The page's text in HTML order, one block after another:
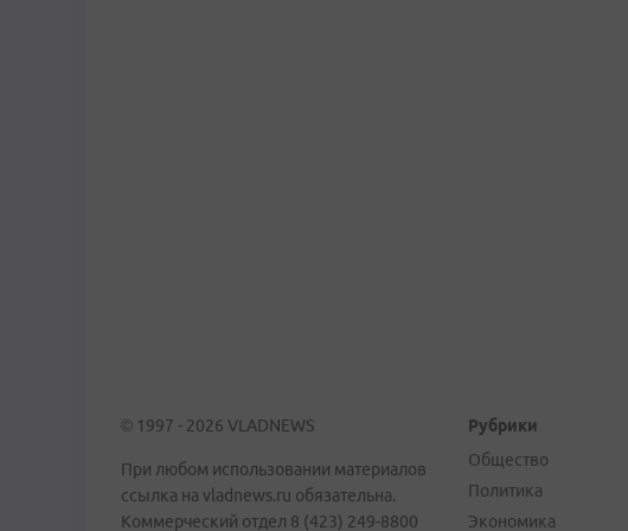
© 1997 - 2026 VLADNEWS
При любом использовании материалов
ссылка на vladnews.ru обязательна.
Коммерческий отдел 8 (423) 249-8800
Рубрики
Общество
Политика
Экономика